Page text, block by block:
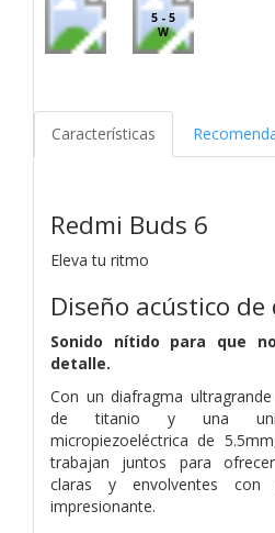
5 - 5
W
Características
Redmi Buds 6
Eleva tu ritmo
Diseño acústico
Sonido nítido para que
detalle.
Con un diafragma
de titanio y una
micropiezoeléctrica de
trabajan juntos para
claras y envolventes
impresionante.